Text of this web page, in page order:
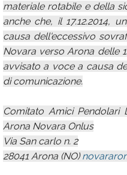
materiale rotabile e della
anche che, il 17.12.2014,
causa dell'eccessivo
Novara verso Arona delle
avvisato a voce a causa
di comunicazione.
Comitato Amici Pendolari
Arona Novara Onlus
Via San carlo n. 2
28041 Arona (NO)